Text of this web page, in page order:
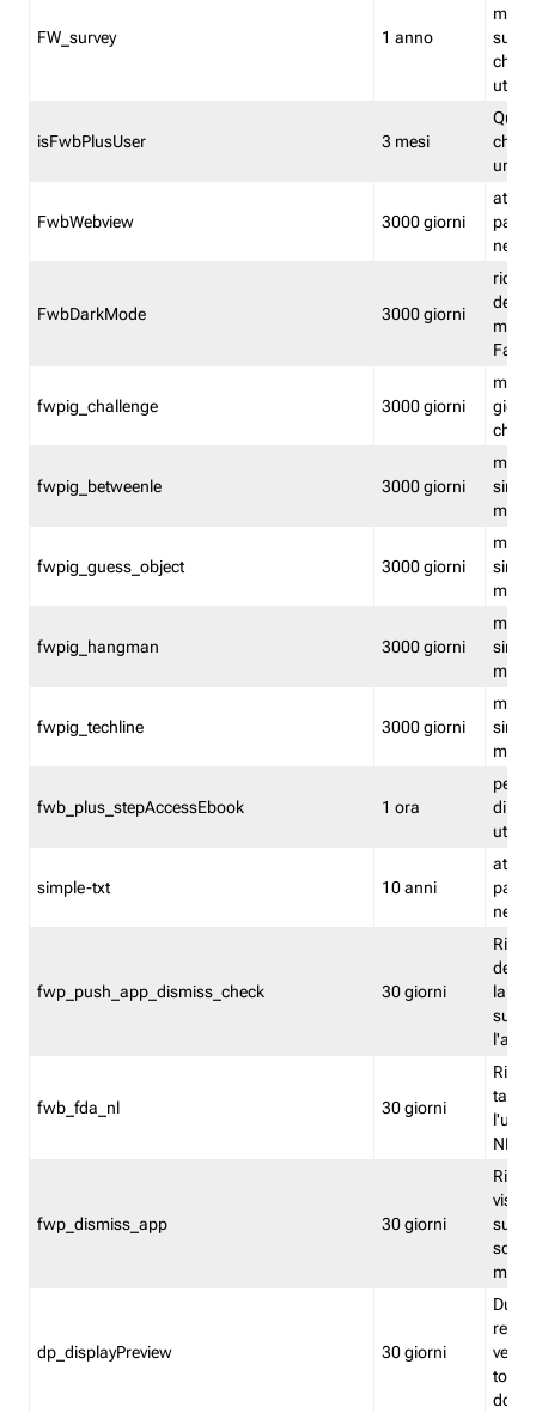
FW_survey 1 anno
utenti
isFwbPlusUser 3 mesi
che
una
FwbWebview 3000 giorni
attiva
FwbDarkMode 3000 giorni
fwpig_challenge 3000 giorni
fwpig_betweenle 3000 giorni
fwpig_guess_object 3000 giorni
fwpig_hangman 3000 giorni
fwpig_techline 3000 giorni
fwb_plus_stepAccessEbook 1 ora
di un
simple-txt 10 anni
attiva
fwp_push_app_dismiss_check 30 giorni
la
fwb_fda_nl 30 giorni
NL
fwp_dismiss_app 30 giorni
visto
dp_displayPreview 30 giorni
torna
dopo